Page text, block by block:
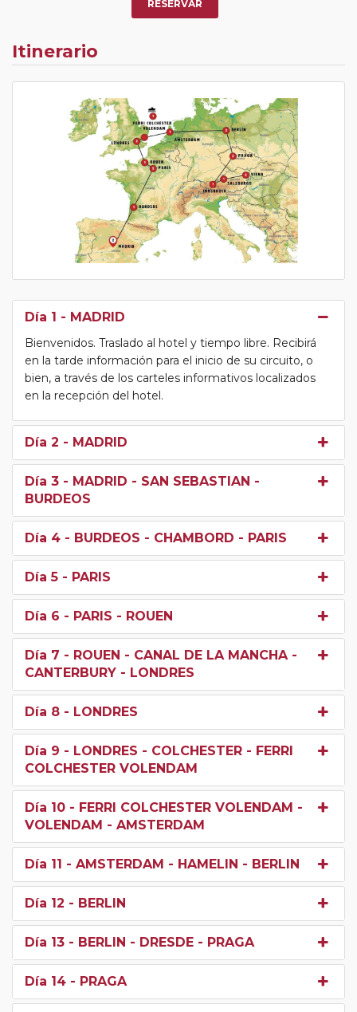
RESERVAR
Itinerario
Día 1 - MADRID
Bienvenidos. Traslado al hotel y tiempo libre. Recibirá
en la tarde información para el inicio de su circuito, o
bien, a través de los carteles informativos localizados
en la recepción del hotel.
Día 2 - MADRID
Día 3 - MADRID - SAN SEBASTIAN -
BURDEOS
Día 4 - BURDEOS - CHAMBORD - PARIS
Día 5 - PARIS
Día 6 - PARIS - ROUEN
Día 7 - ROUEN - CANAL DE LA MANCHA -
CANTERBURY - LONDRES
Día 8 - LONDRES
Día 9 - LONDRES - COLCHESTER - FERRI
COLCHESTER VOLENDAM
Día 10 - FERRI COLCHESTER VOLENDAM -
VOLENDAM - AMSTERDAM
Día 11 - AMSTERDAM - HAMELIN - BERLIN
Día 12 - BERLIN
Día 13 - BERLIN - DRESDE - PRAGA
Día 14 - PRAGA